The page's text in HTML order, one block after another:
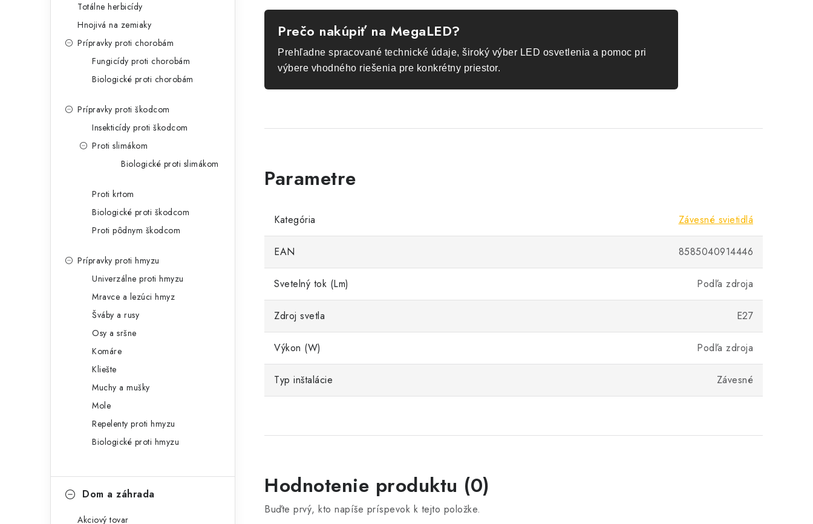
Totálne herbicídy
Hnojivá na zemiaky
Prípravky proti chorobám
Fungicídy proti chorobám
Biologické proti chorobám
Prípravky proti škodcom
Insekticídy proti škodcom
Proti slimákom
Biologické proti slimákom
Proti krtom
Biologické proti škodcom
Proti pôdnym škodcom
Prípravky proti hmyzu
Univerzálne proti hmyzu
Mravce a lezúci hmyz
Šváby a rusy
Osy a sršne
Komáre
Kliešte
Muchy a mušky
Mole
Repelenty proti hmyzu
Biologické proti hmyzu
Dom a záhrada
Akciový tovar
Prečo nakúpiť na MegaLED?
Prehľadne spracované technické údaje, široký výber LED osvetlenia a pomoc pri
výbere vhodného riešenia pre konkrétny priestor.
Kategória Závesné svietidlá
EAN 8585040914446
Svetelný tok (Lm) Podľa zdroja
Zdroj svetla E27
Výkon (W) Podľa zdroja
Typ inštalácie Závesné
Hodnotenie produktu (0)
Buďte prvý, kto napíše príspevok k tejto položke.